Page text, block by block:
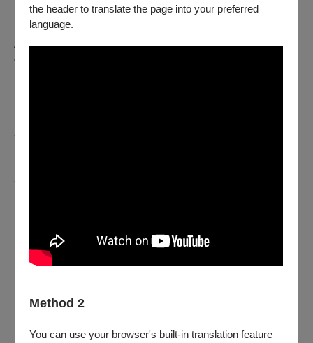
the header to translate the page into your preferred
language.
Method 2
You can use your browser's built-in translation feature
KIM Bo-sol graduated from Hongik University with a degree in
film directing. He subsequently graduated from the Korean
Academy of Film Arts (KAFA), majoring in animation. He
directed the short films
his feature debut with
━━━━━━━━━━━━━━━
━━━━━━━━━━━━━━━
https://www.kff.tw
✶ IG雄精彩 ​ ​ ​
https://pse.is/kffig
✶ Facebook ​
https://pse.is/kffb